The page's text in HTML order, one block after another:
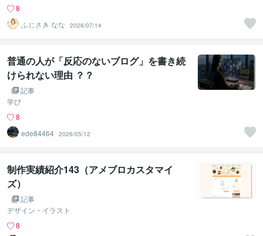
8
ふじさき なな
2026/07/14
普通の人が「反応のないブログ」を書き続
けられない理由 ？？
記事
学び
8
ede84464 2026/05/12
制作実績紹介143（アメブロカスタマイ
ズ）
記事
デザイン・イラスト
8